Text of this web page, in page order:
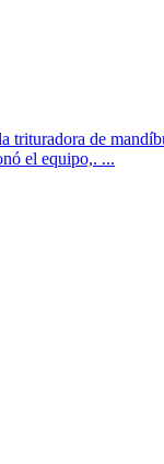
de
el equipo,. ...